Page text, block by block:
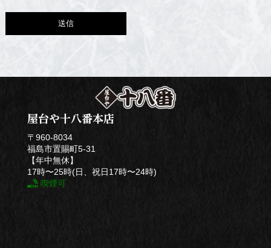
屋台や十八番本店
〒960-8034
福島市置賜町5-31
【年中無休】
17時〜25時(日、祝日17時〜24時)
喫煙可